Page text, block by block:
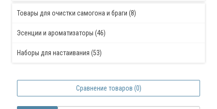
Товары для очистки самогона и браги (8)
Эсенции и ароматизаторы (46)
Наборы для настаивания (53)
Сравнение товаров (0)